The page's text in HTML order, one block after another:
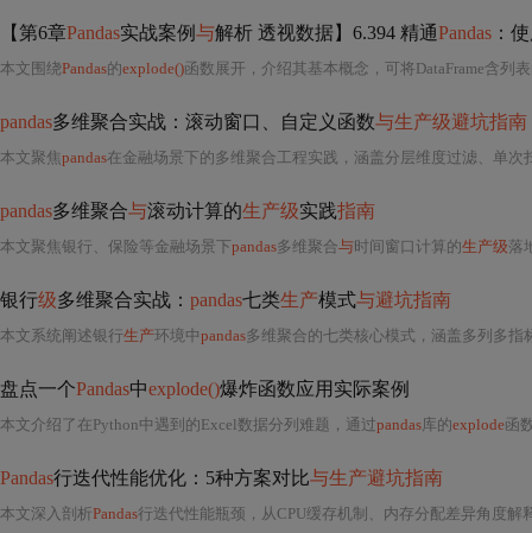
【第6章Pandas实战案例与解析 透视数据】6.394 精通Pandas ：
本文围绕Pandas的explode()函数展开，介绍其基本概念，可将DataFrame含列表的列展开。详细解析了该函数的用
pandas多维聚合实战：滚动窗口、自定义函数与生产级避坑指南
本文聚焦pandas在金融场景下的多维聚合工程实践，涵盖分层维度过滤、单次扫描多指标聚合、业务语义列名规范、滚动窗口的业务驱动设定、unstack的安全替代方案、自
pandas多维聚合与滚动计算的生产级实践指南
本文聚焦银行、保险等金融场景下pandas多维聚合与时间窗口计算的生产级落地，深入剖析
银行级多维聚合实战： pandas七类生产模式与避坑指南
本文系统阐述银行生产环境中pandas多维聚合的七类核心模式，涵盖多列多指标并行聚
盘点一个Pandas中explode()爆炸函数应用实际案例
本文介绍了在Python中遇到的Excel数据分列难题，通过pandas 库的explode函
Pandas行迭代性能优化：5种方案对比与生产避坑指南
本文深入剖析Pandas行迭代性能瓶颈，从CPU缓存机制、内存分配差异角度解释iterrows、itertuples等迭代器的本质区别；系统对比5种